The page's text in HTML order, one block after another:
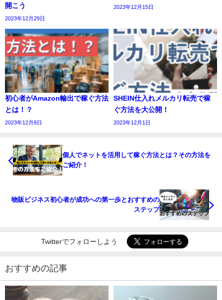
開こう
2023年12月29日
2023年12月15日
初心者がAmazon輸出で稼ぐ方法
とは！？
2023年12月8日
SHEIN仕入れメルカリ転売で稼
ぐ方法を大公開！
2023年12月1日
個人でネットを活用して稼ぐ方法とは？その方法を
ご紹介！
物販ビジネス初心者が成功への第一歩とおすすめの
ステップ
Twitterでフォローしよう
おすすめの記事